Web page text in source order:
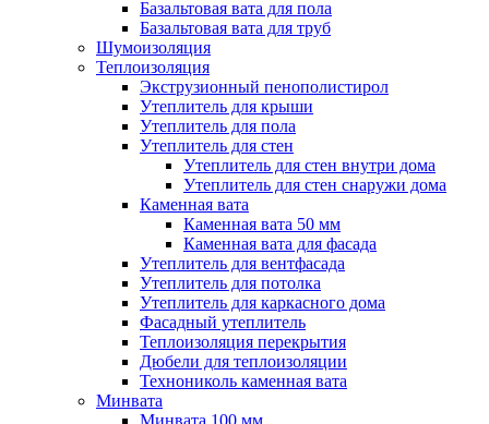
Базальтовая вата для пола
Базальтовая вата для труб
Шумоизоляция
Теплоизоляция
Экструзионный пенополистирол
Утеплитель для крыши
Утеплитель для пола
Утеплитель для стен
Утеплитель для стен внутри дома
Утеплитель для стен снаружи дома
Каменная вата
Каменная вата 50 мм
Каменная вата для фасада
Утеплитель для вентфасада
Утеплитель для потолка
Утеплитель для каркасного дома
Фасадный утеплитель
Теплоизоляция перекрытия
Дюбели для теплоизоляции
Технониколь каменная вата
Минвата
Минвата 100 мм